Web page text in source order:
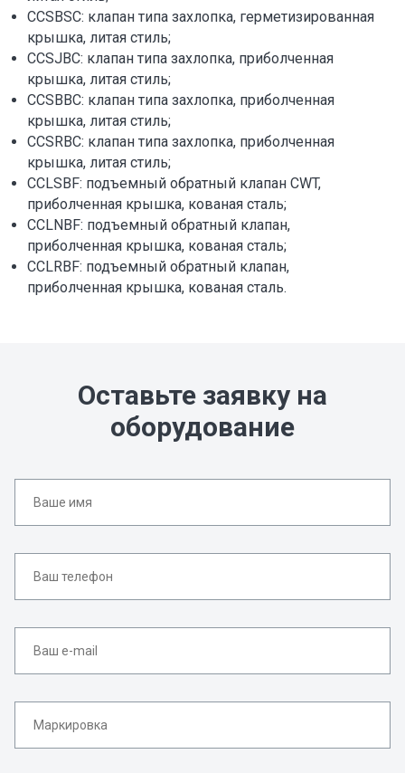
CCSBSC: клапан типа захлопка, герметизированная
крышка, литая стиль;
CCSJBC: клапан типа захлопка, приболченная
крышка, литая стиль;
CCSBBC: клапан типа захлопка, приболченная
крышка, литая стиль;
CCSRBC: клапан типа захлопка, приболченная
крышка, литая стиль;
CCLSBF: подъемный обратный клапан CWT,
приболченная крышка, кованая сталь;
CCLNBF: подъемный обратный клапан,
приболченная крышка, кованая сталь;
CCLRBF: подъемный обратный клапан,
приболченная крышка, кованая сталь.
Оставьте заявку на
оборудование